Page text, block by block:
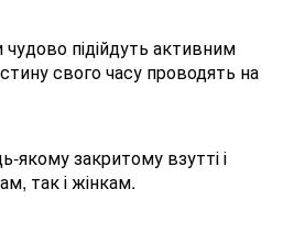
чудово підійдуть активним
свого часу проводять на
якому закритому взутті і
так і жінкам.